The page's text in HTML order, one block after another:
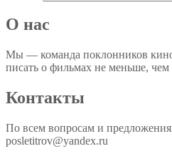
О нас
Мы — команда поклонников
писать о фильмах не меньше, чем
Контакты
По всем вопросам и
posletitrov@yandex.ru